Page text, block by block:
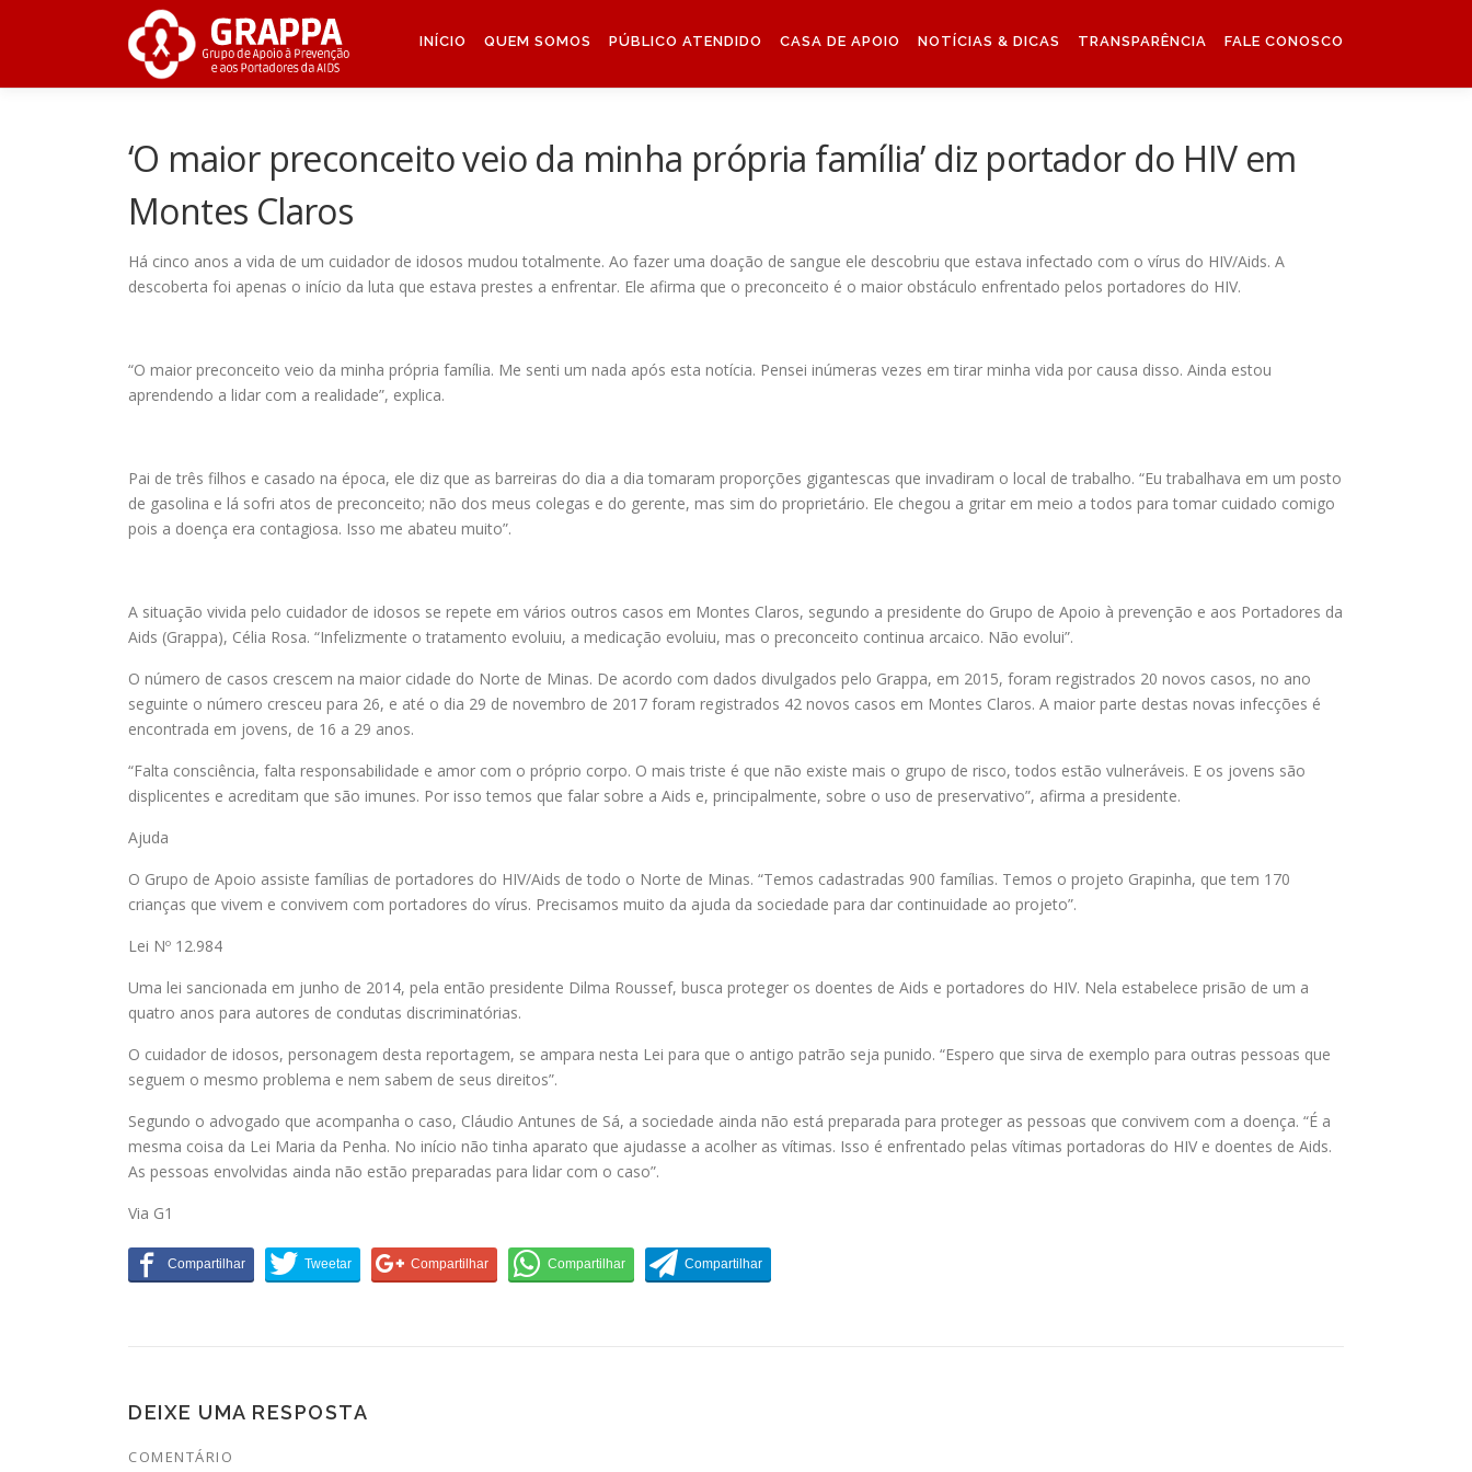
INÍCIO QUEM SOMOS PÚBLICO ATENDIDO CASA DE APOIO NOTÍCIAS & DICAS TRANSPARÊNCIA FALE CONOSCO
‘O maior preconceito veio da minha própria família’ diz portador do HIV em
Montes Claros
Há cinco anos a vida de um cuidador de idosos mudou totalmente. Ao fazer uma doação de sangue ele descobriu que estava infectado com o vírus do HIV/Aids. A
descoberta foi apenas o início da luta que estava prestes a enfrentar. Ele afirma que o preconceito é o maior obstáculo enfrentado pelos portadores do HIV.
“O maior preconceito veio da minha própria família. Me senti um nada após esta notícia. Pensei inúmeras vezes em tirar minha vida por causa disso. Ainda estou
aprendendo a lidar com a realidade”, explica.
Pai de três filhos e casado na época, ele diz que as barreiras do dia a dia tomaram proporções gigantescas que invadiram o local de trabalho. “Eu trabalhava em um posto
de gasolina e lá sofri atos de preconceito; não dos meus colegas e do gerente, mas sim do proprietário. Ele chegou a gritar em meio a todos para tomar cuidado comigo
pois a doença era contagiosa. Isso me abateu muito”.
A situação vivida pelo cuidador de idosos se repete em vários outros casos em Montes Claros, segundo a presidente do Grupo de Apoio à prevenção e aos Portadores da
Aids (Grappa), Célia Rosa. “Infelizmente o tratamento evoluiu, a medicação evoluiu, mas o preconceito continua arcaico. Não evolui”.
O número de casos crescem na maior cidade do Norte de Minas. De acordo com dados divulgados pelo Grappa, em 2015, foram registrados 20 novos casos, no ano
seguinte o número cresceu para 26, e até o dia 29 de novembro de 2017 foram registrados 42 novos casos em Montes Claros. A maior parte destas novas infecções é
encontrada em jovens, de 16 a 29 anos.
“Falta consciência, falta responsabilidade e amor com o próprio corpo. O mais triste é que não existe mais o grupo de risco, todos estão vulneráveis. E os jovens são
displicentes e acreditam que são imunes. Por isso temos que falar sobre a Aids e, principalmente, sobre o uso de preservativo”, afirma a presidente.
Ajuda
O Grupo de Apoio assiste famílias de portadores do HIV/Aids de todo o Norte de Minas. “Temos cadastradas 900 famílias. Temos o projeto Grapinha, que tem 170
crianças que vivem e convivem com portadores do vírus. Precisamos muito da ajuda da sociedade para dar continuidade ao projeto”.
Lei Nº 12.984
Uma lei sancionada em junho de 2014, pela então presidente Dilma Roussef, busca proteger os doentes de Aids e portadores do HIV. Nela estabelece prisão de um a
quatro anos para autores de condutas discriminatórias.
O cuidador de idosos, personagem desta reportagem, se ampara nesta Lei para que o antigo patrão seja punido. “Espero que sirva de exemplo para outras pessoas que
seguem o mesmo problema e nem sabem de seus direitos”.
Segundo o advogado que acompanha o caso, Cláudio Antunes de Sá, a sociedade ainda não está preparada para proteger as pessoas que convivem com a doença. “É a
mesma coisa da Lei Maria da Penha. No início não tinha aparato que ajudasse a acolher as vítimas. Isso é enfrentado pelas vítimas portadoras do HIV e doentes de Aids.
As pessoas envolvidas ainda não estão preparadas para lidar com o caso”.
Via G1
DEIXE UMA RESPOSTA
COMENTÁRIO